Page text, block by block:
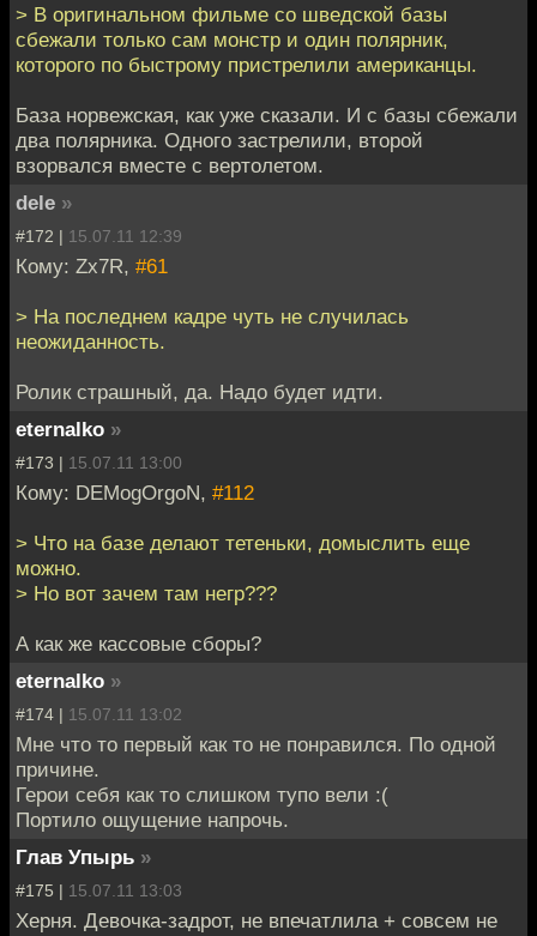
> В оригинальном фильме со шведской базы
сбежали только сам монстр и один полярник,
которого по быстрому пристрелили американцы.
База норвежская, как уже сказали. И с базы сбежали
два полярника. Одного застрелили, второй
взорвался вместе с вертолетом.
dele »
#172 | 15.07.11 12:39
Кому: Zx7R, #61
> На последнем кадре чуть не случилась
неожиданность.
Ролик страшный, да. Надо будет идти.
eternalko »
#173 | 15.07.11 13:00
Кому: DEMogOrgoN, #112
> Что на базе делают тетеньки, домыслить еще
можно.
> Но вот зачем там негр???
А как же кассовые сборы?
eternalko »
#174 | 15.07.11 13:02
Мне что то первый как то не понравился. По одной
причине.
Герои себя как то слишком тупо вели :(
Портило ощущение напрочь.
Глав Упырь »
#175 | 15.07.11 13:03
Херня. Девочка-задрот, не впечатлила + совсем не